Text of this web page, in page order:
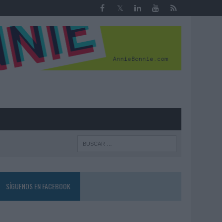
SÍGUENOS EN FACEBOOK